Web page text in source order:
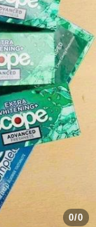
0/0